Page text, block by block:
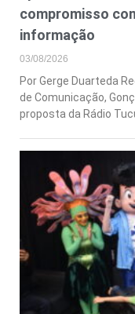
compromisso
informação
03/08/2026
Por Gerge Duarteda
de Comunicação,
proposta da Rádio